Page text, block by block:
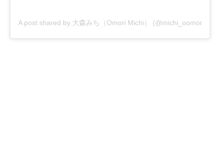
A post shared by 大森みち（Omori Michi）